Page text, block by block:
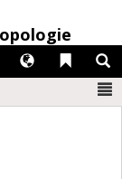
Liens
Langues